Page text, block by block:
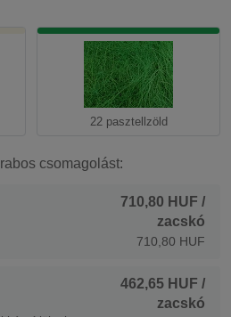
22 pasztellzöld
csomagolást:
710,80 HUF /
zacskó
710,80 HUF
462,65 HUF /
zacskó